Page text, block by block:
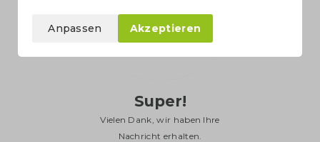
Super!
Vielen Dank, wir haben Ihre
Nachricht erhalten.
Anpassen Akzeptieren